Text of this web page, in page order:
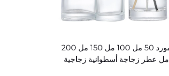
مورد 50 مل 100 مل 150 مل 200
مل عطر زجاجة أسطوانية زجاجية